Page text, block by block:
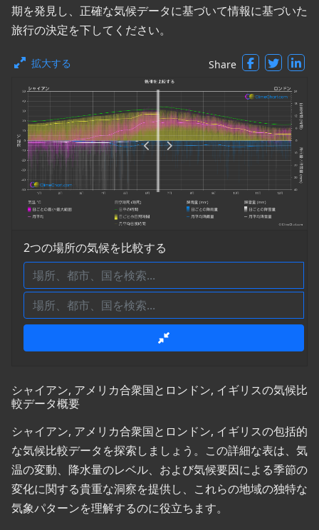
期を発見し、正確な気候データに基づいて情報に基づいた
旅行の決定を下してください。
拡大する Share
2つの場所の気候を比較する
シャイアン, アメリカ合衆国とロンドン, イギリスの気候比
較データ概要
シャイアン, アメリカ合衆国とロンドン, イギリスの包括的
な気候比較データを探索しましょう。この詳細な表は、気
温の変動、降水量のレベル、および気候要因による季節の
変化に関する貴重な洞察を提供し、これらの地域の独特な
気象パターンを理解するのに役立ちます。